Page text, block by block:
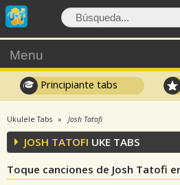
Menu
Principiante tabs
Ukulele Tabs Josh Tatofi
JOSH TATOFI UKE TABS
Toque canciones de Josh Tatofi